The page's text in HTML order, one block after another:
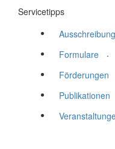
Servicetipps
Formulare
.
Förderungen
Publikationen